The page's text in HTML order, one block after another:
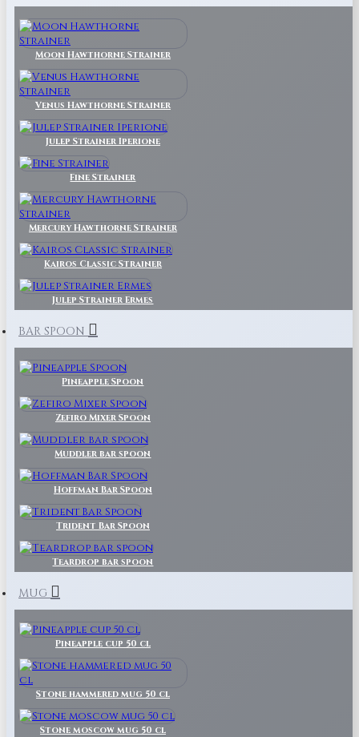
Moon Hawthorne Strainer
Venus Hawthorne Strainer
Julep Strainer Iperione
Fine Strainer
Mercury Hawthorne Strainer
Kairos Classic Strainer
Julep Strainer Ermes
BAR SPOON
Pineapple Spoon
Zefiro Mixer Spoon
Muddler bar spoon
Hoffman Bar Spoon
Trident Bar Spoon
Teardrop bar spoon
MUG
Pineapple cup 50 cl
Stone hammered mug 50 cl
Stone moscow mug 50 cl